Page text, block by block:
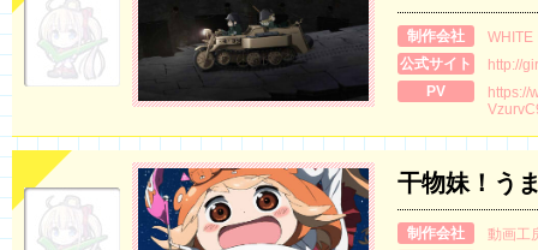
制作会社
WHITE
公式サイト
http://
PV
https://
干物妹！う
制作会社
動画工